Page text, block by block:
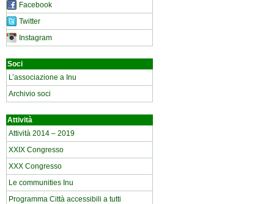
Facebook
Twitter
Instagram
Soci
L’associazione a Inu
Archivio soci
Attività
Attività 2014 – 2019
XXIX Congresso
XXX Congresso
Le communities Inu
Programma Città accessibili a tutti